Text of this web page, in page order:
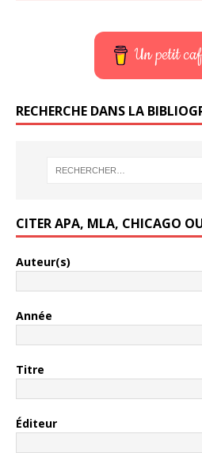
Un petit
RECHERCHE DANS LA
CITER APA, MLA, CHICAGO
Auteur(s)
Année
Titre
Éditeur